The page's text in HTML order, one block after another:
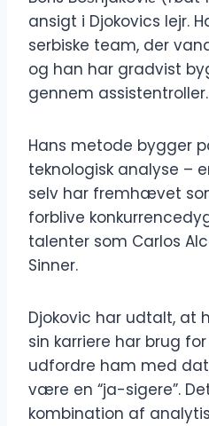
ansigt i Djokovics lejr.
serbiske team, der
og han har gradvist
gennem assistentroller.
Hans metode bygger
teknologisk analyse –
selv har fremhævet
forblive
talenter som Carlos
Sinner.
Djokovic har udtalt, at
sin karriere har brug
udfordre ham med
være en “ja-sigere”.
kombination af